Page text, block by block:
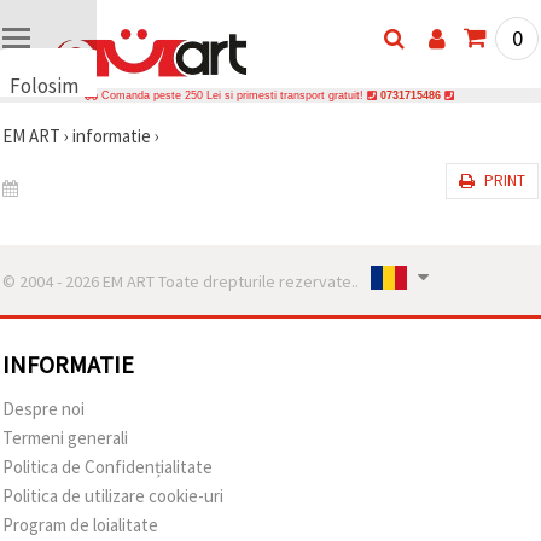
Folosim
uri
cookie-uri
asigura
pentru a vă
experiența
și, cu
acordul
dumneavoastră,
analiza
traficul și a
0
Comanda peste 250 Lei si primesti transport gratuit! 0731715486
EM ART › informatie ›
PRINT
© 2004 - 2026 EM ART Toate drepturile rezervate..
INFORMATIE
Despre noi
Termeni generali
Politica de Confidențialitate
Politica de utilizare cookie-uri
Program de loialitate